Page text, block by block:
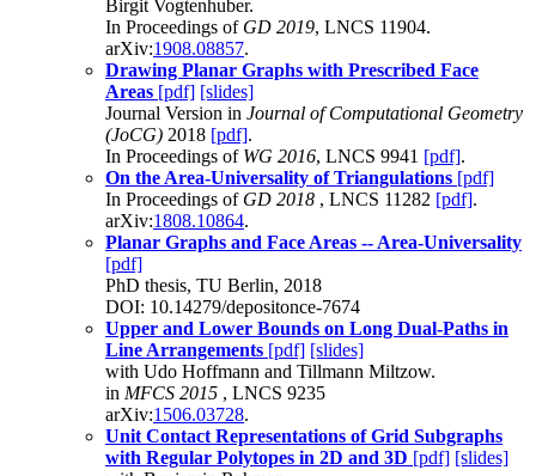
Birgit Vogtenhuber.
In Proceedings of GD 2019, LNCS 11904.
arXiv:1908.08857.
Drawing Planar Graphs with Prescribed Face
Areas [pdf] [slides]
Journal Version in Journal of Computational Geometry
(JoCG) 2018 [pdf].
In Proceedings of WG 2016, LNCS 9941 [pdf].
On the Area-Universality of Triangulations [pdf]
In Proceedings of GD 2018 , LNCS 11282 [pdf].
arXiv:1808.10864.
Planar Graphs and Face Areas -- Area-Universality
[pdf]
PhD thesis, TU Berlin, 2018
DOI: 10.14279/depositonce-7674
Upper and Lower Bounds on Long Dual-Paths in
Line Arrangements [pdf] [slides]
with Udo Hoffmann and Tillmann Miltzow.
in MFCS 2015 , LNCS 9235
arXiv:1506.03728.
Unit Contact Representations of Grid Subgraphs
with Regular Polytopes in 2D and 3D [pdf] [slides]